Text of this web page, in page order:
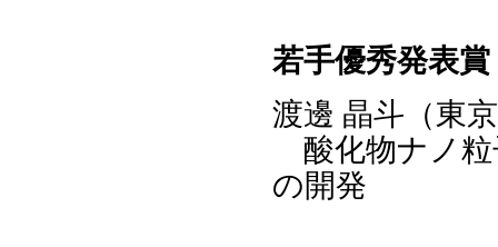
若手優秀発表賞
渡邊 晶斗（東
酸化物ナノ
の開発